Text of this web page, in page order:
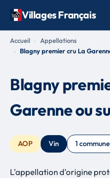
Villages Français
Accueil
Appellations
Blagny premier cru La
Blagny
Garenne ou
AOP Vin 1 commune
L'appellation d'origine